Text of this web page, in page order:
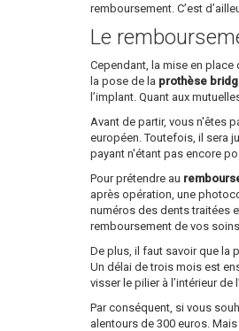
remboursement. C’est
Le
Cependant, la mise en
la pose de la prothèse
l’implant. Quant aux
Avant de partir, vous n'êtes
européen. Toutefois, il sera
payant n'étant pas encore
Pour prétendre au
après opération, une
numéros des dents traitées
remboursement de vos
De plus, il faut savoir que la
Un délai de trois mois est
visser le pilier à l’intérieur
Par conséquent, si vous
alentours de 300 euros.